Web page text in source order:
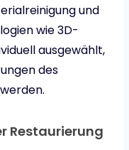
und
wie 3D-
ausgewählt,
des
Restaurierung